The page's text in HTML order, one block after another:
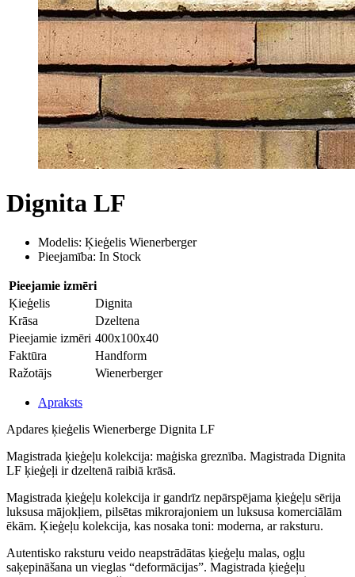
Dignita LF
Modelis: Ķieģelis Wienerberger
Pieejamība: In Stock
Pieejamie izmēri
Ķieģelis
Dignita
Krāsa
Dzeltena
Pieejamie izmēri 400x100x40
Faktūra
Handform
Ražotājs
Wienerberger
Apraksts
Apdares ķieģelis Wienerberge Dignita LF
Magistrada ķieģeļu kolekcija: maģiska greznība. Magistrada Dignita
LF ķieģeļi ir dzeltenā raibiā krāsā.
Magistrada ķieģeļu kolekcija ir gandrīz nepārspējama ķieģeļu sērija
luksusa mājokļiem, pilsētas mikrorajoniem un luksusa komerciālām
ēkām. Ķieģeļu kolekcija, kas nosaka toni: moderna, ar raksturu.
Autentisko raksturu veido neapstrādātas ķieģeļu malas, ogļu
saķepināšana un vieglas “deformācijas”. Magistrada ķieģeļu